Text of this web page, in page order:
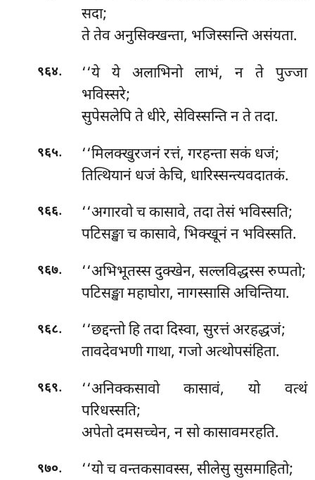
सदा;
ते तेव अनुसिक्खन्ता, भजिस्सन्ति असंयता.
९६४.
‘‘ये ये अलाभिनो लाभं, न ते पुज्जा
भविस्सरे;
सुपेसलेपि ते धीरे, सेविस्सन्ति न ते तदा.
९६५.
‘‘मिलक्खुरजनं रत्तं, गरहन्ता सकं धजं;
तित्थियानं धजं केचि, धारिस्सन्त्यवदातकं.
९६६.
‘‘अगारवो च कासावे, तदा तेसं भविस्सति;
पटिसङ्खा च कासावे, भिक्खूनं न भविस्सति.
९६७.
‘‘अभिभूतस्स दुक्खेन, सल्लविद्धस्स रुप्पतो;
पटिसङ्खा महाघोरा, नागस्सासि अचिन्तिया.
९६८.
‘‘छद्दन्तो हि तदा दिस्वा, सुरत्तं अरहद्धजं;
तावदेवभणी गाथा, गजो अत्थोपसंहिता.
९६९.
‘‘अनिक्कसावो कासावं, यो वत्थं
परिधस्सति;
अपेतो दमसच्चेन, न सो कासावमरहति.
९७०. ‘‘यो च वन्तकसावस्स, सीलेसु सुसमाहितो;